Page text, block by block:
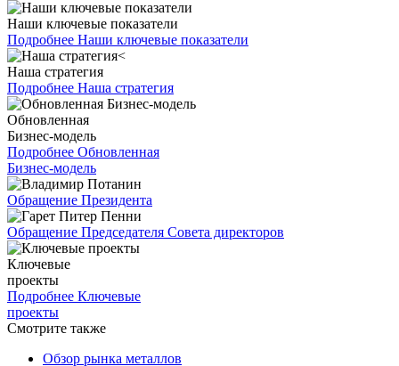
Наши ключевые показатели
Подробнее Наши ключевые показатели
Наша стратегия
Подробнее Наша стратегия
Обновленная
Бизнес-модель
Подробнее Обновленная
Бизнес-модель
Обращение Президента
Обращение Председателя Совета директоров
Ключевые
проекты
Подробнее Ключевые
проекты
Смотрите также
Обзор рынка металлов